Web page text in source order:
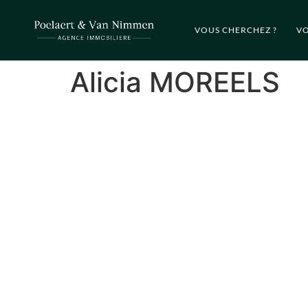
VOUS CHERCHEZ ?
Alicia MOREELS